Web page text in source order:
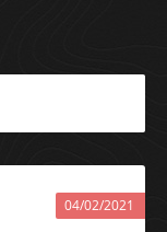
04/02/2021